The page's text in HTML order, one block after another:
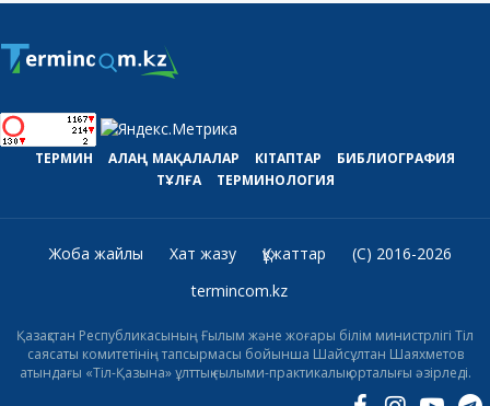
ТЕРМИН АЛАҢ МАҚАЛАЛАР КІТАПТАР
БИБЛИОГРАФИЯ
ТҰЛҒА
ТЕРМИНОЛОГИЯ
Жоба жайлы Хат жазу Құжаттар
(C) 2016-2026
termincom.kz
Қазақстан Республикасының Ғылым және жоғары білім министрлігі Тіл
саясаты комитетінің тапсырмасы бойынша Шайсұлтан Шаяхметов
атындағы «Тіл-Қазына» ұлттық ғылыми-практикалық орталығы әзірледі.